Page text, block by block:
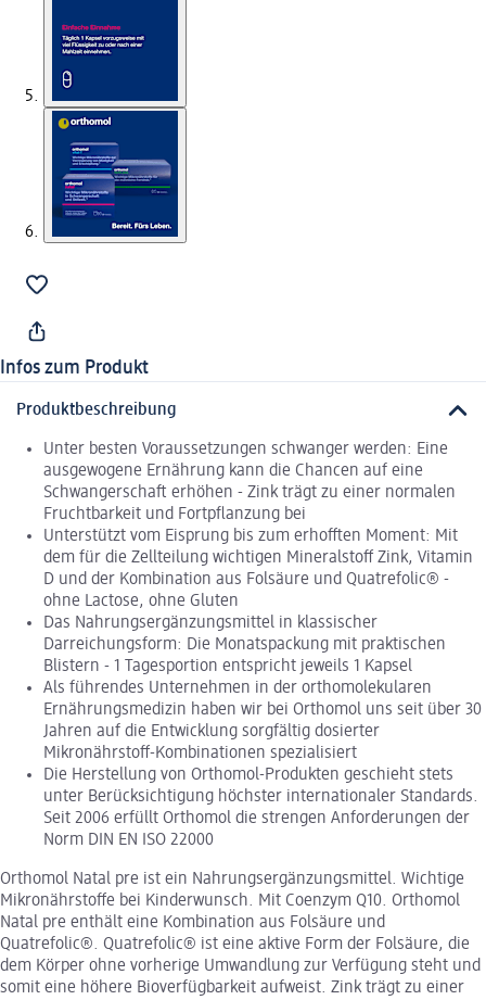
Infos zum Produkt
Produktbeschreibung
Unter besten Voraussetzungen schwanger werden: Eine
ausgewogene Ernährung kann die Chancen auf eine
Schwangerschaft erhöhen - Zink trägt zu einer normalen
Fruchtbarkeit und Fortpflanzung bei
Unterstützt vom Eisprung bis zum erhofften Moment: Mit
dem für die Zellteilung wichtigen Mineralstoff Zink, Vitamin
D und der Kombination aus Folsäure und Quatrefolic® -
ohne Lactose, ohne Gluten
Das Nahrungsergänzungsmittel in klassischer
Darreichungsform: Die Monatspackung mit praktischen
Blistern - 1 Tagesportion entspricht jeweils 1 Kapsel
Als führendes Unternehmen in der orthomolekularen
Ernährungsmedizin haben wir bei Orthomol uns seit über 30
Jahren auf die Entwicklung sorgfältig dosierter
Mikronährstoff-Kombinationen spezialisiert
Die Herstellung von Orthomol-Produkten geschieht stets
unter Berücksichtigung höchster internationaler Standards.
Seit 2006 erfüllt Orthomol die strengen Anforderungen der
Norm DIN EN ISO 22000
Orthomol Natal pre ist ein Nahrungsergänzungsmittel. Wichtige
Mikronährstoffe bei Kinderwunsch. Mit Coenzym Q10. Orthomol
Natal pre enthält eine Kombination aus Folsäure und
Quatrefolic®. Quatrefolic® ist eine aktive Form der Folsäure, die
dem Körper ohne vorherige Umwandlung zur Verfügung steht und
somit eine höhere Bioverfügbarkeit aufweist. Zink trägt zu einer